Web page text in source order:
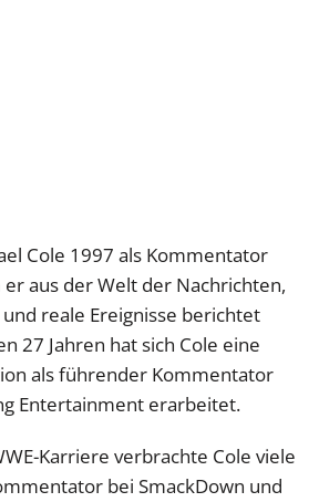
Cole 1997 als Kommentator
aus der Welt der Nachrichten,
reale Ereignisse berichtet
27 Jahren hat sich Cole eine
als führender Kommentator
Entertainment erarbeitet.
Karriere verbrachte Cole viele
bei SmackDown und